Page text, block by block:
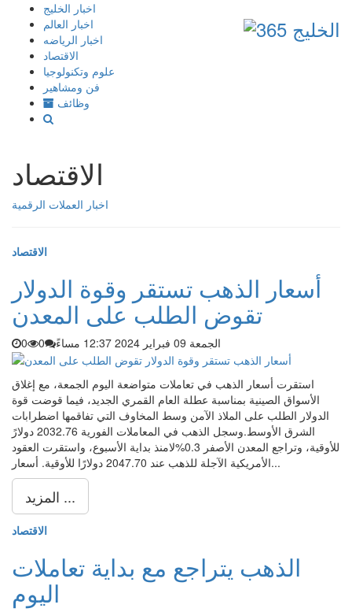
إذهب
المحتوى
اخبار الخليج
اخبار العالم
اخبار الرياضه
الاقتصاد
علوم وتكنولوجيا
فن ومشاهير
وظائف
الاقتصاد
اخبار العملات الرقمية
الاقتصاد
أسعار الذهب تستقر وقوة الدولار
تقوض الطلب على المعدن
الجمعة 09 فبراير 2024 12:37 مساءً 0
0
استقرت أسعار الذهب في تعاملات متواضعة اليوم الجمعة، مع إغلاق
الأسواق الصينية بمناسبة عطلة العام القمري الجديد، فيما قوضت قوة
الدولار الطلب على الملاذ الآمن وسط المخاوف التي تفاقمها اضطرابات
الشرق الأوسط.وسجل الذهب في المعاملات الفورية 2032.76 دولارً
للأوقية، وتراجع المعدن الأصفر 0.3%لامنذ بداية الأسبوع، واستقرت العقود
الأمريكية الآجلة للذهب عند 2047.70 دولارًا للأوقية. أسعار...
المزيد ...
الاقتصاد
الذهب يتراجع مع بداية تعاملات
اليوم